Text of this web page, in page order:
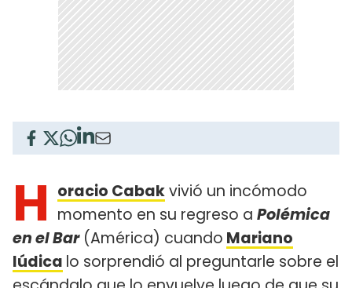
H oracio Cabakvivió un incómodo
momento en su regreso a Polémica
en el Bar(América) cuando Mariano
Iúdica lo sorprendió al preguntarle sobre el